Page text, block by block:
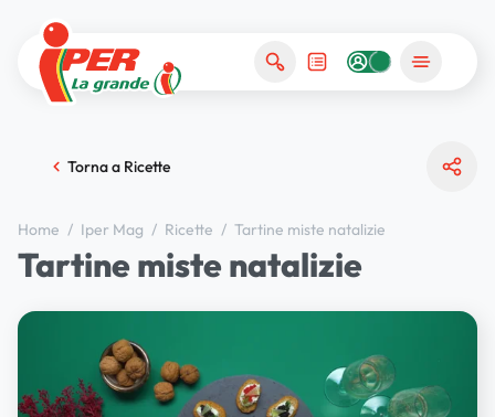
Torna a Ricette
Home / Iper Mag / Ricette / Tartine miste natalizie
Tartine miste natalizie